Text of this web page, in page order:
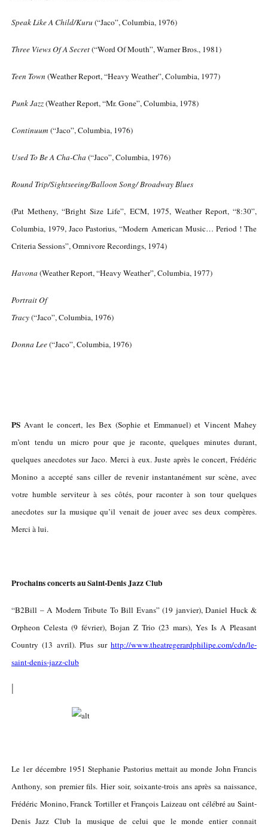
Speak Like A Child/Kuru (“Jaco”, Columbia, 1976)
Three Views Of A Secret(“Word Of Mouth”, Warner Bros., 1981)
Teen Town (Weather Report, “Heavy Weather”, Columbia, 1977)
Punk Jazz(Weather Report, “Mr. Gone”, Columbia, 1978)
Continuum(“Jaco”, Columbia, 1976)
Used To Be A Cha-Cha (“Jaco”, Columbia, 1976)
Round Trip/Sightseeing/Balloon Song/ Broadway Blues
(Pat Metheny, “Bright Size Life”, ECM, 1975, Weather Report, “8:30”,
Columbia, 1979, Jaco Pastorius, “Modern American Music… Period ! The
Criteria Sessions”, Omnivore Recordings, 1974)
Havona (Weather Report, “Heavy Weather”, Columbia, 1977)
Portrait Of
Tracy(“Jaco”, Columbia, 1976)
Donna Lee(“Jaco”, Columbia, 1976)
PS Avant le concert, les Bex (Sophie et Emmanuel) et Vincent Mahey
m’ont tendu un micro pour que je raconte, quelques minutes durant,
quelques anecdotes sur Jaco. Merci à eux. Juste après le concert, Frédéric
Monino a accepté sans ciller de revenir instantanément sur scène, avec
votre humble serviteur à ses côtés, pour raconter à son tour quelques
anecdotes sur la musique qu’il venait de jouer avec ses deux compères.
Merci à lui.
Prochains concerts au Saint-Denis Jazz Club
“B2Bill – A Modern Tribute To Bill Evans” (19 janvier), Daniel Huck &
Orpheon Celesta (9 février), Bojan Z Trio (23 mars), Yes Is A Pleasant
Country (13 avril). Plus sur http://www.theatregerardphilipe.com/cdn/le-
saint-denis-jazz-club
Le 1er décembre 1951 Stephanie Pastorius mettait au monde John Francis
Anthony, son premier fils. Hier soir, soixante-trois ans après sa naissance,
Frédéric Monino, Franck Tortiller et François Laizeau ont célébré au Saint-
Denis Jazz Club la musique de celui que le monde entier connait